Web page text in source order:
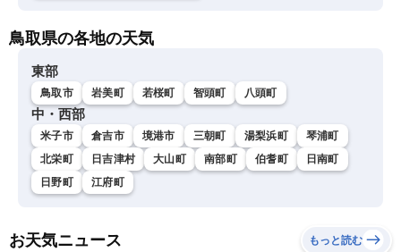
鳥取県の各地の天気
東部
鳥取市 岩美町 若桜町 智頭町 八頭町
中・西部
米子市 倉吉市 境港市 三朝町 湯梨浜町
琴浦町
北栄町
日吉津村 大山町 南部町 伯耆町
日南町
日野町
江府町
お天気ニュース もっと読む